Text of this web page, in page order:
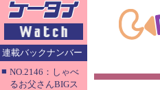
連載バックナンバー
■ NO.2146：しゃべ
るお父さんBIGス